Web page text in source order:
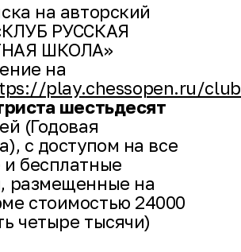
на авторский
РУССКАЯ
ШКОЛА»
на
play.chessopen.ru/
шестьдесят
(Годовая
с доступом на все
бесплатные
размещенные на
стоимостью 24000
четыре тысячи)